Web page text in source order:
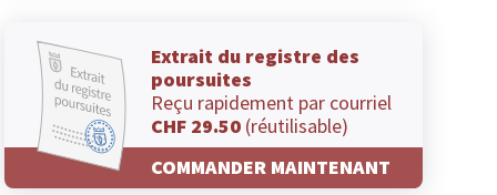
Extrait du registre des
poursuites
Reçu rapidement par courriel
CHF 29.50 (réutilisable)
COMMANDER MAINTENANT